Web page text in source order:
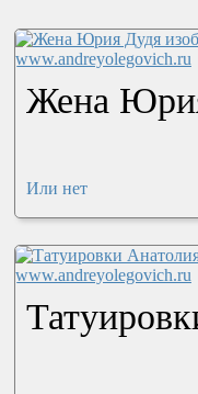
Жена
Или нет